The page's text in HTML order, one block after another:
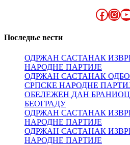
Последње вести
ОДРЖАН САСТАНАК
НАРОДНЕ ПАРТИЈЕ
ОДРЖАН САСТАНАК
СРПСКЕ НАРОДНЕ
ОБЕЛЕЖЕН ДАН
БЕОГРАДУ
ОДРЖАН САСТАНАК
НАРОДНЕ ПАРТИЈЕ
ОДРЖАН САСТАНАК
НАРОДНЕ ПАРТИЈЕ